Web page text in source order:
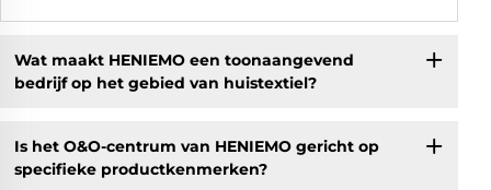
Wat maakt HENIEMO een toonaangevend
bedrijf op het gebied van huistextiel?
Is het O&O-centrum van HENIEMO gericht op
specifieke productkenmerken?